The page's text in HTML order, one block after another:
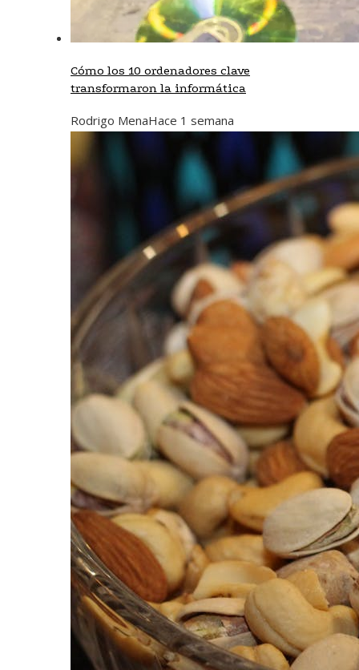
Cómo los 10 ordenadores clave
transformaron la informática
Rodrigo MenaHace 1 semana